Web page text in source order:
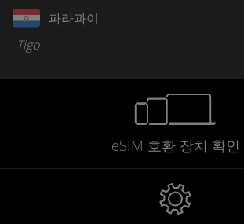
파라과이
Tigo
eSIM 호환 장치 확인